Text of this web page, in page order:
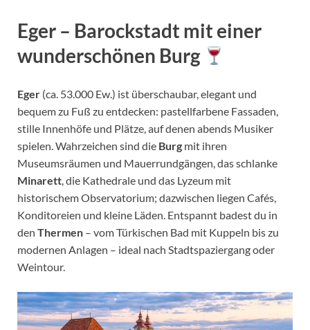
Eger – Barockstadt mit einer
wunderschönen Burg
Eger (ca. 53.000 Ew.) ist überschaubar, elegant und
bequem zu Fuß zu entdecken: pastellfarbene Fassaden,
stille Innenhöfe und Plätze, auf denen abends Musiker
spielen. Wahrzeichen sind die Burg mit ihren
Museumsräumen und Mauerrundgängen, das schlanke
Minarett, die Kathedrale und das Lyzeum mit
historischem Observatorium; dazwischen liegen Cafés,
Konditoreien und kleine Läden. Entspannt badest du in
den Thermen – vom Türkischen Bad mit Kuppeln bis zu
modernen Anlagen – ideal nach Stadtspaziergang oder
Weintour.